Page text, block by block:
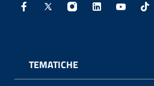
Facebook - Sito esterno -
X - Sito esterno -
Instagram - Sito
Linkedin -
TEMATICHE